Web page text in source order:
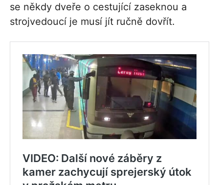
se někdy dveře o cestující zaseknou a
strojvedoucí je musí jít ručně dovřít.